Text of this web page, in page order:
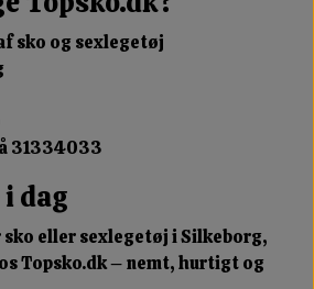
sko og sexlegetøj
31334033
dag
sko eller sexlegetøj i Silkeborg,
Topsko.dk – nemt, hurtigt og